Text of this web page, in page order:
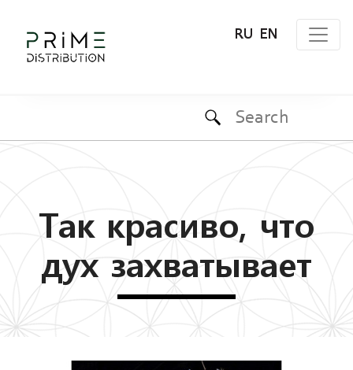
RU EN
Так красиво, что
дух захватывает